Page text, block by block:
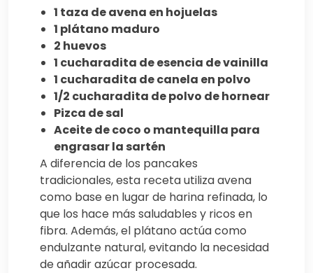
1 taza de avena en hojuelas
1 plátano maduro
2 huevos
1 cucharadita de esencia de vainilla
1 cucharadita de canela en polvo
1/2 cucharadita de polvo de hornear
Pizca de sal
Aceite de coco o mantequilla para
engrasar la sartén
A diferencia de los pancakes
tradicionales, esta receta utiliza avena
como base en lugar de harina refinada, lo
que los hace más saludables y ricos en
fibra. Además, el plátano actúa como
endulzante natural, evitando la necesidad
de añadir azúcar procesada.